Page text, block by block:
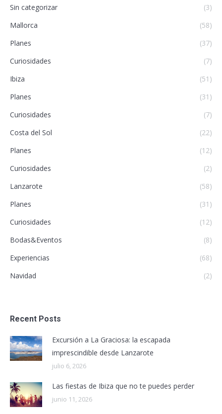
Sin categorizar
(3)
Mallorca
(58)
Planes
(37)
Curiosidades
(7)
Ibiza
(51)
Planes
(31)
Curiosidades
(7)
Costa del Sol
(22)
Planes
(12)
Curiosidades
(2)
Lanzarote
(58)
Planes
(31)
Curiosidades
(12)
Bodas&Eventos
(8)
Experiencias
(68)
Navidad
(2)
Recent Posts
Excursión a La Graciosa: la escapada
imprescindible desde Lanzarote
julio 6, 2026
Las fiestas de Ibiza que no te puedes perder
junio 11, 2026